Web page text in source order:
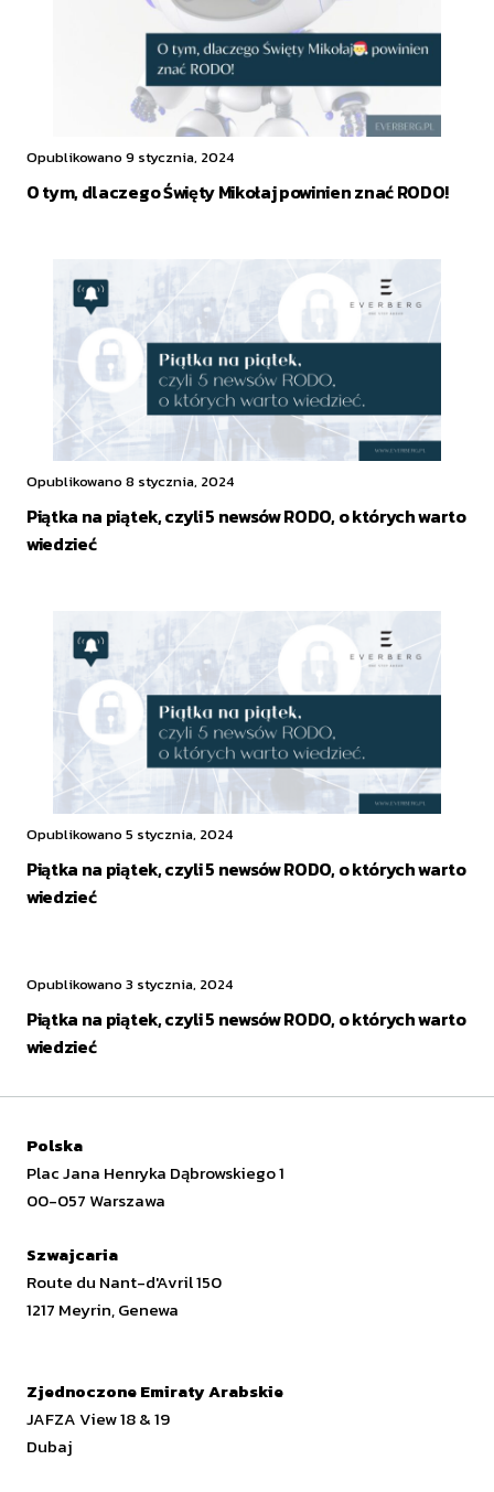
Opublikowano 9 stycznia, 2024
O tym, dlaczego Święty Mikołaj powinien znać RODO!
Opublikowano 8 stycznia, 2024
Piątka na piątek, czyli 5 newsów RODO, o których warto
wiedzieć
Opublikowano 5 stycznia, 2024
Piątka na piątek, czyli 5 newsów RODO, o których warto
wiedzieć
Opublikowano 3 stycznia, 2024
Piątka na piątek, czyli 5 newsów RODO, o których warto
wiedzieć
Polska
Plac Jana Henryka Dąbrowskiego 1
00-057 Warszawa
Szwajcaria
Route du Nant-d'Avril 150
1217 Meyrin, Genewa
Zjednoczone Emiraty Arabskie
JAFZA View 18 & 19
Dubaj